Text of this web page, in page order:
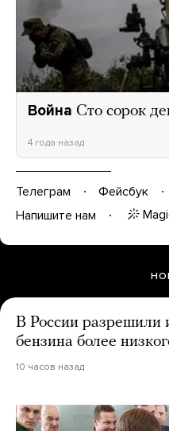
Война Сто сорок
4 года назад
Телеграм Фейсбук
Напишите нам
В России разрешили
бензина более
10 часов назад